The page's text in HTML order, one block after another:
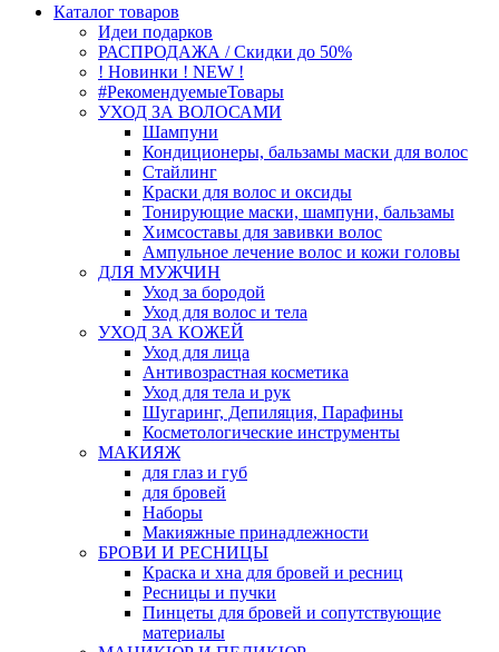
Каталог товаров
Идеи подарков
РАСПРОДАЖА / Скидки до 50%
! Новинки ! NEW !
#РекомендуемыеТовары
УХОД ЗА ВОЛОСАМИ
Шампуни
Кондиционеры, бальзамы маски для волос
Стайлинг
Краски для волос и оксиды
Тонирующие маски, шампуни, бальзамы
Химсоставы для завивки волос
Ампульное лечение волос и кожи головы
ДЛЯ МУЖЧИН
Уход за бородой
Уход для волос и тела
УХОД ЗА КОЖЕЙ
Уход для лица
Антивозрастная косметика
Уход для тела и рук
Шугаринг, Депиляция, Парафины
Косметологические инструменты
МАКИЯЖ
для глаз и губ
для бровей
Наборы
Макияжные принадлежности
БРОВИ И РЕСНИЦЫ
Краска и хна для бровей и ресниц
Ресницы и пучки
Пинцеты для бровей и сопутствующие
материалы